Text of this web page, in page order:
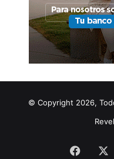
© Copyright 2026,